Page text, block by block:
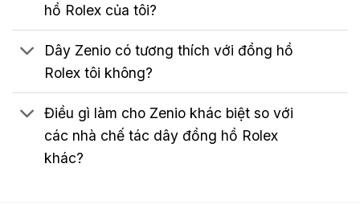
hồ Rolex của tôi?
Dây Zenio có tương thích với đồng hồ
Rolex tôi không?
Điều gì làm cho Zenio khác biệt so với
các nhà chế tác dây đồng hồ Rolex
khác?